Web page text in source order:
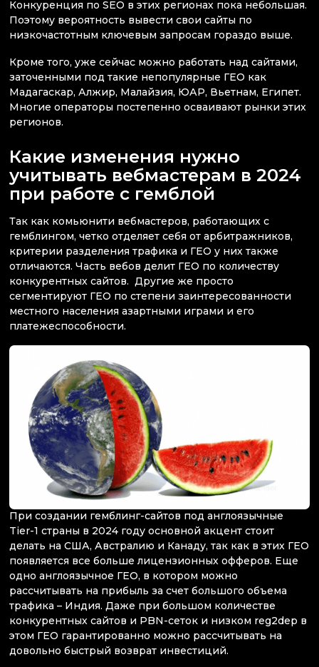
Конкуренция по SEO в этих регионах пока небольшая.
Поэтому вероятность вывести свои сайты по
низкочастотным ключевым запросам гораздо выше.
Кроме того, уже сейчас можно работать над сайтами,
заточенными под такие непопулярные ГЕО как
Мадагаскар, Алжир, Малайзия, ЮАР, Вьетнам, Египет.
Многие операторы постепенно осваивают рынки этих
регионов.
Какие изменения нужно
учитывать вебмастерам в 2024
при работе с гемблой
Так как комьюнити вебмастеров, работающих с
гемблингом, четко отделяет себя от арбитражников,
критерии разделения трафика и ГЕО у них также
отличаются. Часть вебов делит ГЕО по количеству
конкурентных сайтов. Другие же просто
сегментируют ГЕО по степени заинтересованности
местного населения азартными играми и его
платежеспособности.
При создании гемблинг-сайтов под англоязычные
Tier-1 страны в 2024 году основной акцент стоит
делать на США, Австралию и Канаду, так как в этих ГЕО
появляется все больше лицензионных офферов. Еще
одно англоязычное ГЕО, в котором можно
рассчитывать на прибыль за счет большого объема
трафика – Индия. Даже при большом количестве
конкурентных сайтов и PBN-сеток и низком reg2dep в
этом ГЕО гарантированно можно рассчитывать на
довольно быстрый возврат инвестиций.